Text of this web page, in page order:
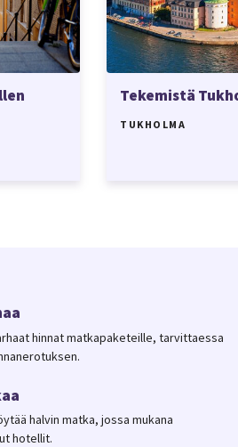
Tekemistä
TUKHOLMA
hinnat matkapaketeille, tarvittaessa
halvin matka, jossa mukana
hotellit.